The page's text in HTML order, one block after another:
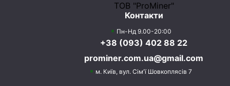
ТОВ "ProMiner"
Контакти
Пн-Нд 9.00-20:00
+38 (093) 402 88 22
prominer.com.ua@gmail.com
м. Київ, вул. Сім'ї Шовкоплясів 7